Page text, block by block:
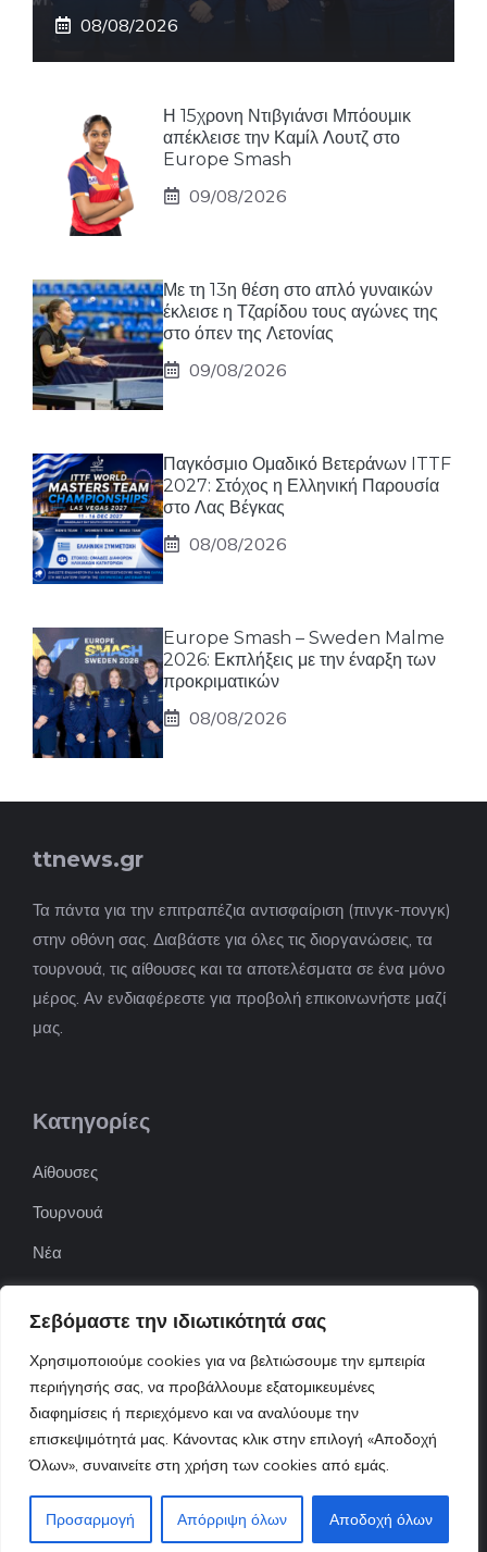
Σεβόμαστε την ιδιωτικότητά σας
Χρησιμοποιούμε cookies για να βελτιώσουμε την εμπειρία
περιήγησής σας, να προβάλλουμε εξατομικευμένες
διαφημίσεις ή περιεχόμενο και να αναλύουμε την
επισκεψιμότητά μας. Κάνοντας κλικ στην επιλογή «Αποδοχή
Όλων», συναινείτε στη χρήση των cookies από εμάς.
Προσαρμογή Απόρριψη όλων Αποδοχή όλων
08/08/2026
Η 15χρονη Ντιβγιάνσι Μπόουμικ
απέκλεισε την Καμίλ Λουτζ στο
Europe Smash
09/08/2026
Με τη 13η θέση στο απλό γυναικών
έκλεισε η Τζαρίδου τους αγώνες της
στο όπεν της Λετονίας
09/08/2026
Παγκόσμιο Ομαδικό Βετεράνων ITTF
2027: Στόχος η Ελληνική Παρουσία
στο Λας Βέγκας
08/08/2026
Europe Smash – Sweden Malme
2026: Εκπλήξεις με την έναρξη των
προκριματικών
08/08/2026
ttnews.gr
Τα πάντα για την επιτραπέζια αντισφαίριση (πινγκ-πονγκ)
στην οθόνη σας. Διαβάστε για όλες τις διοργανώσεις, τα
τουρνουά, τις αίθουσες και τα αποτελέσματα σε ένα μόνο
μέρος. Αν ενδιαφέρεστε για προβολή επικοινωνήστε μαζί
μας.
Κατηγορίες
Αίθουσες
Τουρνουά
Νέα
Επιχειρήσεις
ΠΟΦΕΠΑ
ΕΦΟΕΠΑ
Επικοινωνία